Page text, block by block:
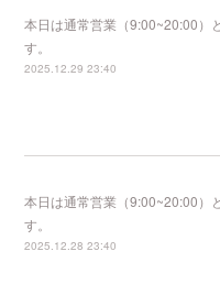
本日は通常営業（9:00~20:00）
す。
2025.12.29 23:40
本日は通常営業（9:00~20:00）
す。
2025.12.28 23:40